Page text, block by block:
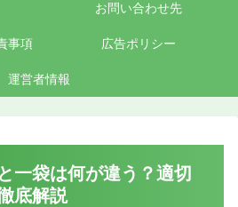
お問い合わせ先
事項 広告ポリシー
運営者情報
一袋は何が違う？適切
底解説